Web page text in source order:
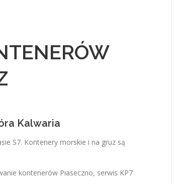
Kalwaria
S7. Kontenery morskie i na gruz są
kontenerów Piaseczno, serwis KP7